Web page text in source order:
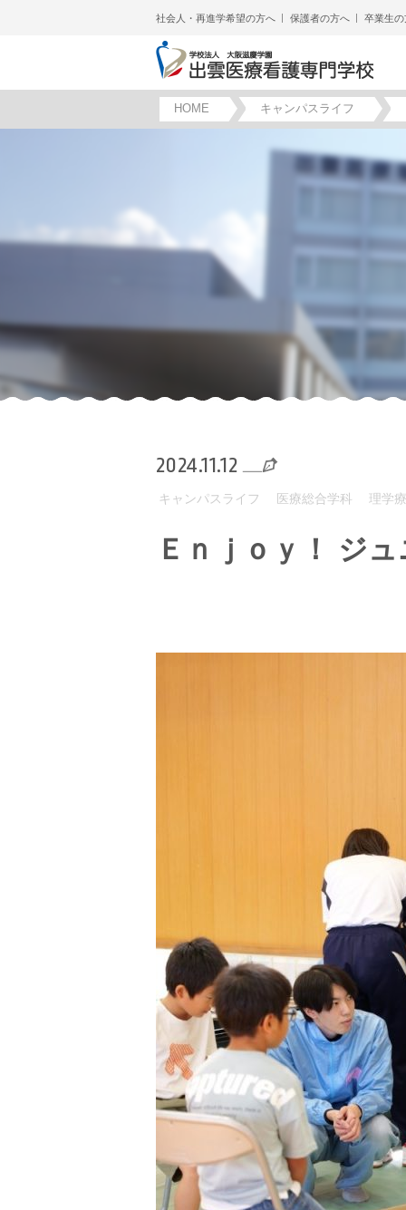
社会人・再進学希望の方へ 保護者の方へ 卒業生の
HOME キャンパスライフ
2024.11.12
キャンパスライフ 医療総合学科 理学
Ｅｎｊｏｙ！ ジ